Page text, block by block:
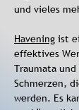
und vieles
Havening ist
effektives
Traumata
Schmerzen,
werden. Es